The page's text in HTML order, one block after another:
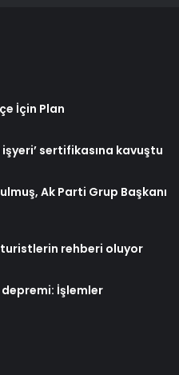
İçin Plan
işyeri’ sertifikasına kavuştu
Ak Parti Grup Başkanı
rehberi oluyor
İşlemler